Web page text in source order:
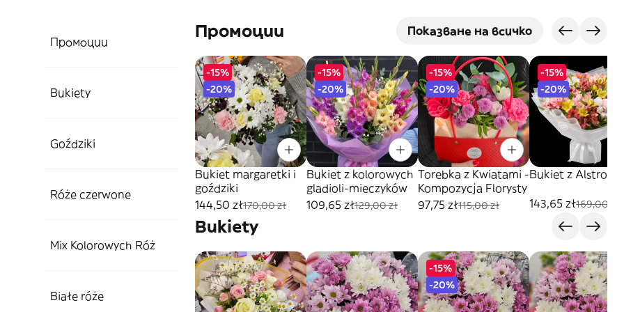
Промоции
Bukiety
Goździki
Róże czerwone
Mix Kolorowych Róż
Białe róże
Промоции Показване на всичко
-15%
-20%
Bukiet margaretki i
goździki
144,50 zł170,00 zł
-15%
-20%
Bukiet z kolorowych
gladioli-mieczyków
109,65 zł129,00 zł
-15%
-20%
Torebka z Kwiatami -
Kompozycja Florysty
97,75 zł115,00 zł
-15%
-20%
Bukiet z
143,65 zł169,00 zł
Bukiety
-15%
-20%